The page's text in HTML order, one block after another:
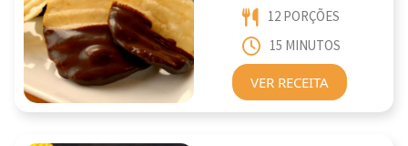
12 PORÇÕES
15 MINUTOS
VER RECEITA